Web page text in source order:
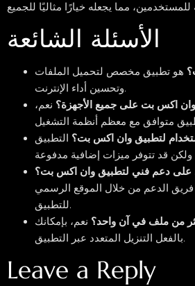
الأسئلة الشائعة
هو تطبيق مخصص لتحميل الملفات
وتحسين أداء الإنترنت.
اكس بت على جميع الأجهزة؟ نعم،
لتطبيق وان اكس بت؟ التطبيق
دعم فني لتطبيق وان اكس بت؟
الدعم من خلال الموقع الرسمي
للتطبيق.
من ملف في آن واحد؟ نعم، بإمكانك
بالفعل التنزيل المتعدد عبر التطبيق.
Leave a Reply